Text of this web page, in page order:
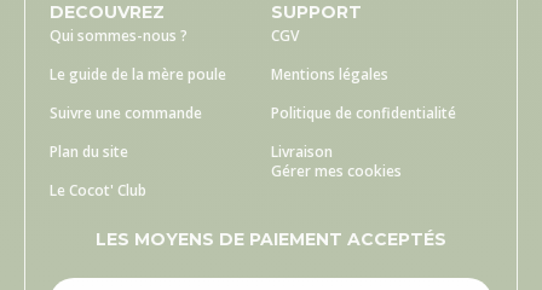
DECOUVREZ
Qui sommes-nous ?
Le guide de la mère poule
Suivre une commande
Plan du site
Le Cocot' Club
SUPPORT
CGV
Mentions légales
Politique de confidentialité
Livraison
Gérer mes cookies
LES MOYENS DE PAIEMENT ACCEPTÉS